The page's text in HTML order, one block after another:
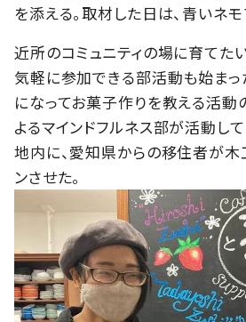
を添える。取材した日は、青いネ
近所のコミュニティの場に育てた
気軽に参加できる部活動も始まっ
になってお菓子作りを教える活動
よるマインドフルネス部が活動し
地内に、愛知県からの移住者が木
ンさせた。